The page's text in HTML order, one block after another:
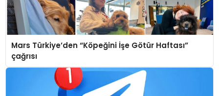
Mars Türkiye’den “Köpeğini İşe Götür Haftası”
çağrısı